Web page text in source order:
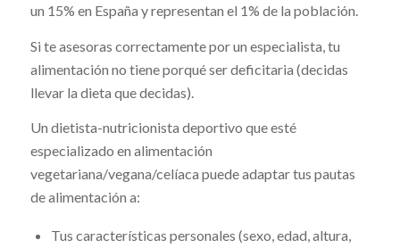
un 15% en España y representan el 1% de la población.
Si te asesoras correctamente por un especialista, tu
alimentación no tiene porqué ser deficitaria (decidas
llevar la dieta que decidas).
Un dietista-nutricionista deportivo que esté
especializado en alimentación
vegetariana/vegana/celíaca puede adaptar tus pautas
de alimentación a:
Tus características personales (sexo, edad, altura,